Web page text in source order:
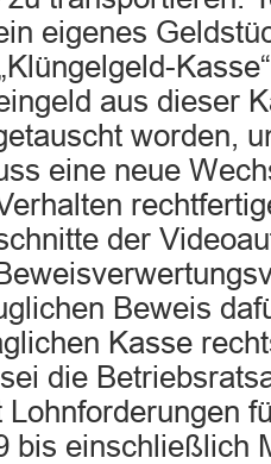
eigenes
aus dieser
worden,
eine neue
der
Beweis
Kasse
die
Lohnforderungen
bis einschließlich